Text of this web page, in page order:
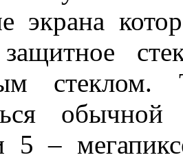
экрана
обычной
5 –